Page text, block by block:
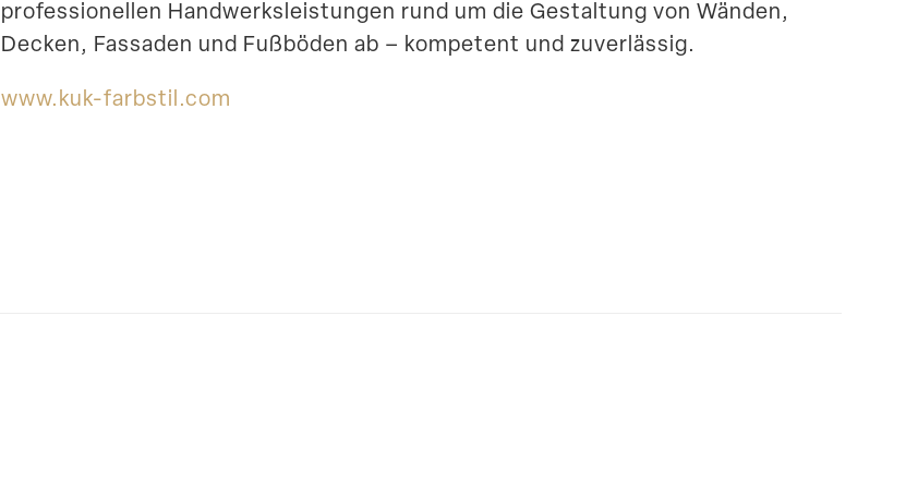
profes­sio­nellen Handwerks­leis­tungen rund um die Gestaltung von Wänden,
Decken, Fassaden und Fußböden ab – kompetent und zuverlässig.
www​.kuk​-farbstil​.com